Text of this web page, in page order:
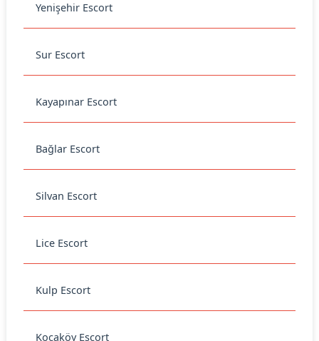
Yenişehir Escort
Sur Escort
Kayapınar Escort
Bağlar Escort
Silvan Escort
Lice Escort
Kulp Escort
Kocaköy Escort